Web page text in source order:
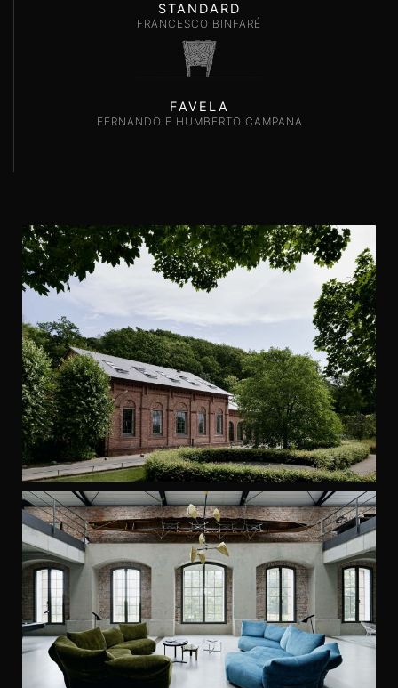
STANDARD
FRANCESCO BINFARÉ
FAVELA
FERNANDO E HUMBERTO CAMPANA